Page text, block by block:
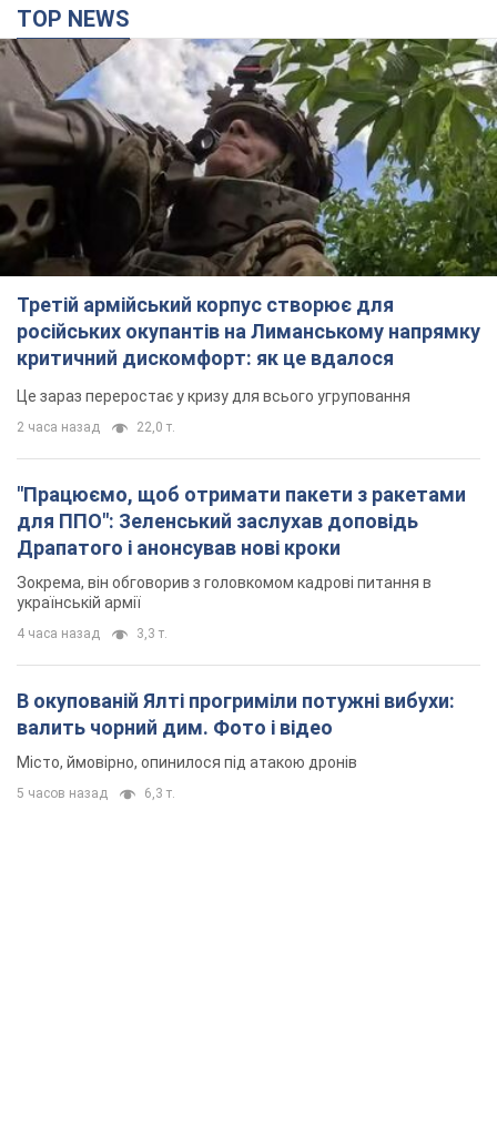
TOP NEWS
Третій армійський корпус створює для
російських окупантів на Лиманському напрямку
критичний дискомфорт: як це вдалося
Це зараз переростає у кризу для всього угруповання
2 часа назад 22,0 т.
"Працюємо, щоб отримати пакети з ракетами
для ППО": Зеленський заслухав доповідь
Драпатого і анонсував нові кроки
Зокрема, він обговорив з головкомом кадрові питання в
українській армії
4 часа назад 3,3 т.
В окупованій Ялті прогриміли потужні вибухи:
валить чорний дим. Фото і відео
Місто, ймовірно, опинилося під атакою дронів
5 часов назад 6,3 т.